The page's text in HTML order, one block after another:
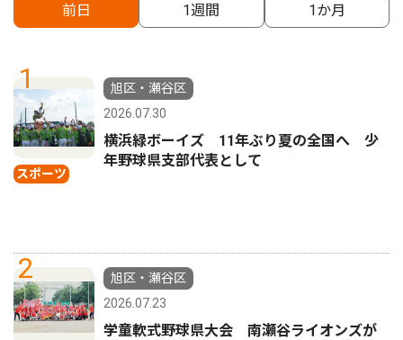
前日 1週間 1か月
1
スポーツ
旭区・瀬谷区
2026.07.30
横浜緑ボーイズ 11年ぶり夏の全国へ 少
年野球県支部代表として
2
旭区・瀬谷区
2026.07.23
学童軟式野球県大会 南瀬谷ライオンズが